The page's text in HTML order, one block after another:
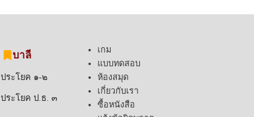
บาลี
ประโยค ๑-๒
ประโยค ป.ธ. ๓
เกม
แบบทดสอบ
ห้องสมุด
เกี่ยวกับเรา
ซื้อหนังสือ